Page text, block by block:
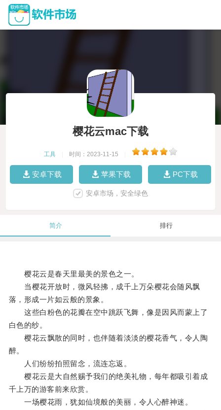
樱花云mac下载
工具 时间：2023-11-15
安卓下载 苹果下载 PC下载
安卓市场，安全绿色
简介 排行
樱花云是春天里最美的景色之一。
当樱花开放时，微风轻拂，成千上万朵樱花会随风飘
落，形成一片如云般的景象。
这些白粉色的花瓣在空中跳跃飞舞，像是因风而蒙上了
白色的纱。
樱花云飘散的同时，也伴随着淡淡的樱花香气，令人陶
醉。
人们纷纷拍照留念，流连忘返。
樱花云是大自然赐予我们的绝美礼物，每年都吸引着成
千上万的游客前来欣赏。
一场樱花雨，犹如仙境般的美丽，令人心醉神迷。